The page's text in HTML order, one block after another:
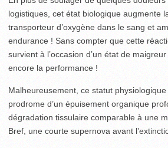
logistiques, cet état biologique augmente
transporteur d’oxygène dans le sang et
endurance ! Sans compter que cette
survient à l’occasion d’un état de
encore la performance !
Malheureusement, ce statut physiologique
prodrome d’un épuisement organique
dégradation tissulaire comparable à une
Bref, une courte supernova avant